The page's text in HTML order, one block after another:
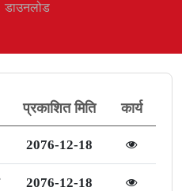
डाउनलोड
प्रकाशित मिति कार्य
2076-12-18
2076-12-18